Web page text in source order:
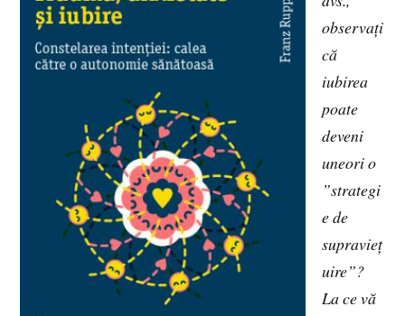
observați
că
iubirea
poate
deveni
uneori o
”strategi
e de
supravieț
uire”?
La ce vă